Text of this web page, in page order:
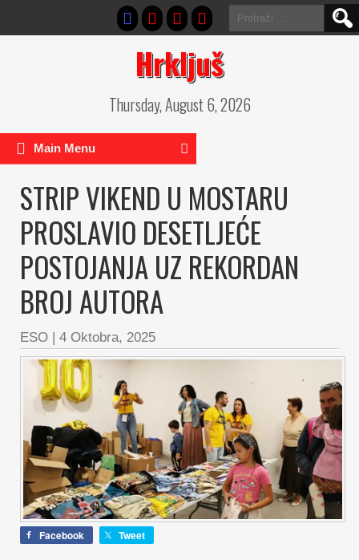
Pretraga:
Hrkljuš
Thursday, August 6, 2026
Main Menu
STRIP VIKEND U MOSTARU
PROSLAVIO DESETLJEĆE
POSTOJANJA UZ REKORDAN
BROJ AUTORA
ESO | 4 Oktobra, 2025
Facebook Tweet